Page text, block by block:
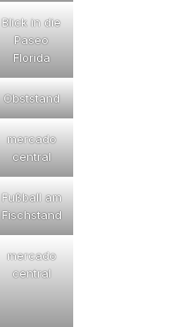
Blick in die
Paseo
Florida
Obststand
mercado
central
Fußball am
Fischstand
mercado
central